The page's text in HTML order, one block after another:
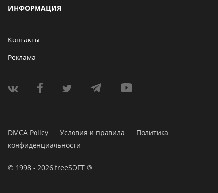
ИНФОРМАЦИЯ
Контакты
Реклама
DMCA Policy Условия и правила
Политика
конфиденциальности
© 1998 - 2026 freeSOFT ®